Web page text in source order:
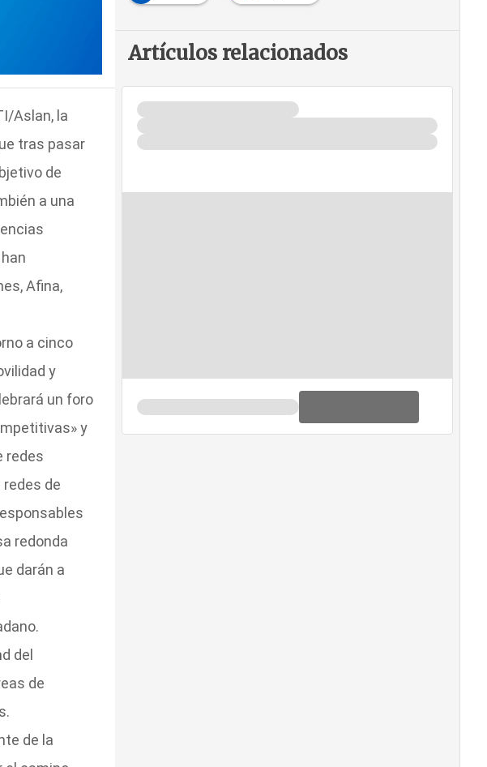
Aslan, la
tras pasar
de
a una
Afina,
a cinco
y
un foro
y
redes
de
redonda
darán a
del
de
de la
Artículos relacionados